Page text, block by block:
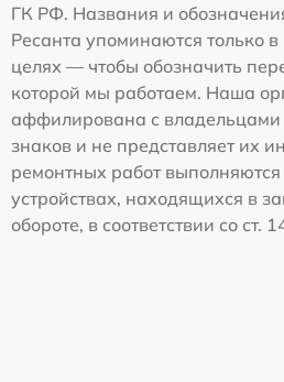
ГК РФ. Названия и
Ресанта упоминаются только
целях — чтобы обозначить
которой мы работаем. Наша
аффилирована с
знаков и не представляет их
ремонтных работ
устройствах, находящихся в
обороте, в соответствии со ст.